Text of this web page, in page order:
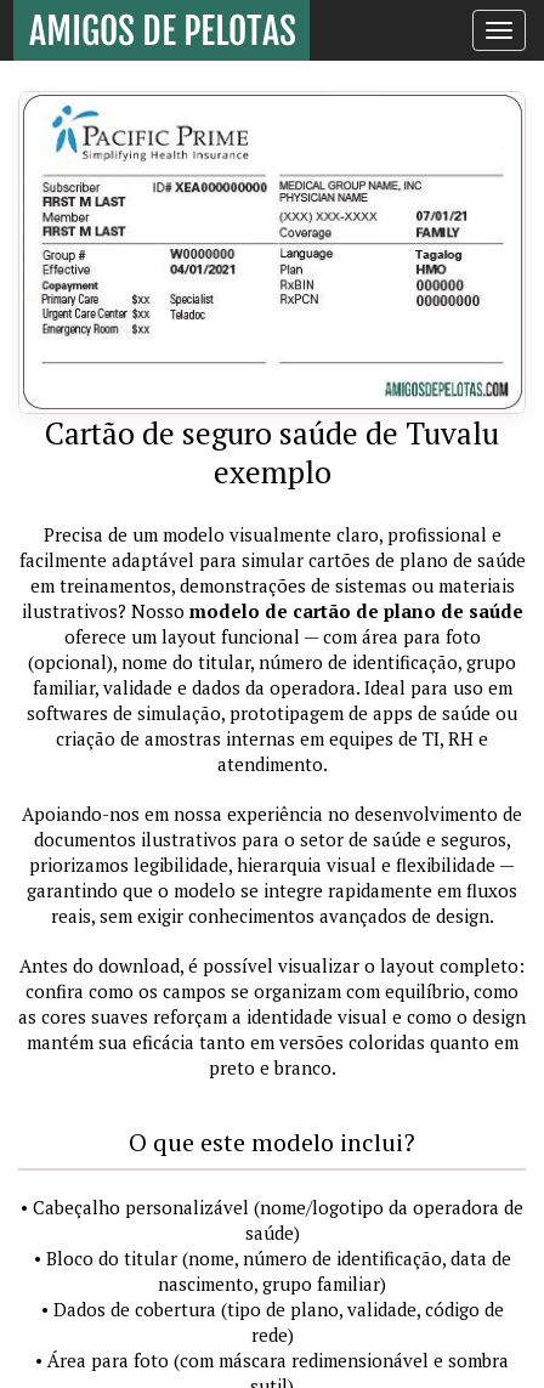
Toggle
Cartão de seguro saúde de Tuvalu
exemplo
Precisa de um modelo visualmente claro, profissional e
facilmente adaptável para simular cartões de plano de saúde
em treinamentos, demonstrações de sistemas ou materiais
ilustrativos? Nosso modelo de cartão de plano de saúde
oferece um layout funcional — com área para foto
(opcional), nome do titular, número de identificação, grupo
familiar, validade e dados da operadora. Ideal para uso em
softwares de simulação, prototipagem de apps de saúde ou
criação de amostras internas em equipes de TI, RH e
atendimento.
Apoiando-nos em nossa experiência no desenvolvimento de
documentos ilustrativos para o setor de saúde e seguros,
priorizamos legibilidade, hierarquia visual e flexibilidade —
garantindo que o modelo se integre rapidamente em fluxos
reais, sem exigir conhecimentos avançados de design.
Antes do download, é possível visualizar o layout completo:
confira como os campos se organizam com equilíbrio, como
as cores suaves reforçam a identidade visual e como o design
mantém sua eficácia tanto em versões coloridas quanto em
preto e branco.
O que este modelo inclui?
• Cabeçalho personalizável (nome/logotipo da operadora de
saúde)
• Bloco do titular (nome, número de identificação, data de
nascimento, grupo familiar)
• Dados de cobertura (tipo de plano, validade, código de
rede)
• Área para foto (com máscara redimensionável e sombra